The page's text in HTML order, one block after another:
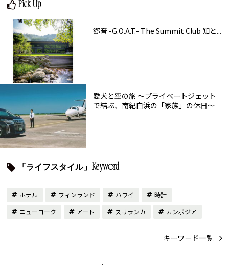
Pick Up
郷音 -G.O.A.T.- The Summit Club 知と...
愛犬と空の旅 ～プライベートジェット
で結ぶ、南紀白浜の「家族」の休日～
「ライフスタイル」Keyword
ホテル フィンランド ハワイ
時計
ニューヨーク
アート スリランカ カンボジア
キーワード一覧